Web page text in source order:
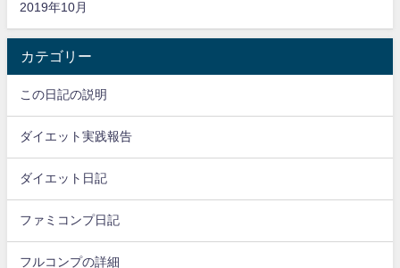
2019年10月
カテゴリー
この日記の説明
ダイエット実践報告
ダイエット日記
ファミコンプ日記
フルコンプの詳細